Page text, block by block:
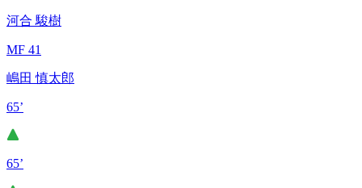
河合 駿樹
MF 41
嶋田 慎太郎
65’
65’